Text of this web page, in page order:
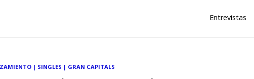
Entrevistas
| SINGLES | GRAN CAPITALS